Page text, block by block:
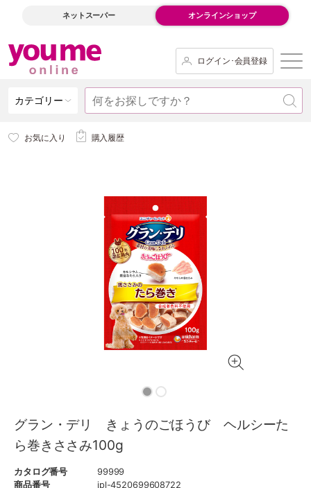
ネットスーパー オンラインショップ
ログイン･会員登録
カテゴリー
お気に入り 購入履歴
グラン・デリ きょうのごほうび ヘルシーた
ら巻きささみ100g
カタログ番号
99999
商品番号
jpl-4520699608722